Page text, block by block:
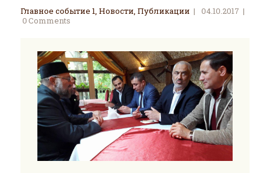
Главное событие 1, Новости, Публикации
04.10.2017
0Comments